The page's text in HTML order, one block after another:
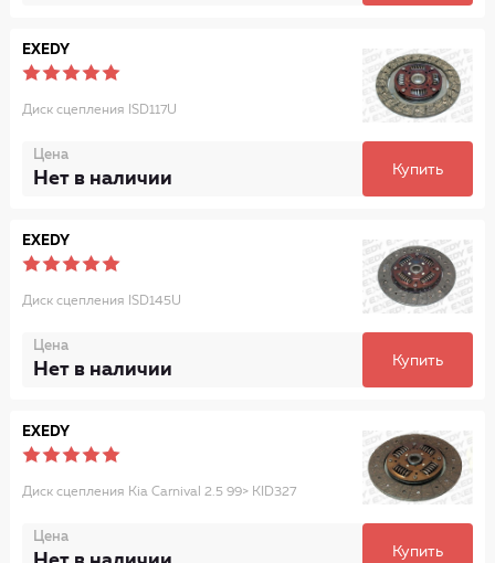
EXEDY
Диск сцепления ISD117U
Цена
Нет в наличии Купить
EXEDY
Диск сцепления ISD145U
Цена
Нет в наличии Купить
EXEDY
Диск сцепления Kia Carnival 2.5 99> KID327
Цена
Купить